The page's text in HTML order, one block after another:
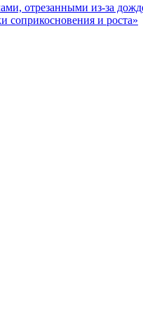
отрезанными из-за
соприкосновения и роста»